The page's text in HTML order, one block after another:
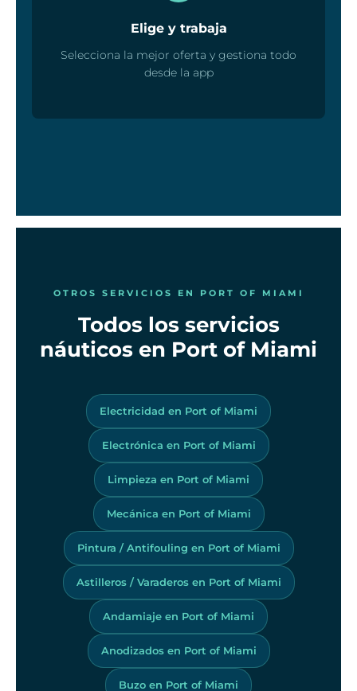
Elige y trabaja
Selecciona la mejor oferta y gestiona todo
desde la app
OTROS SERVICIOS EN PORT OF MIAMI
Todos los servicios
náuticos en Port of Miami
Electricidad en Port of Miami
Electrónica en Port of Miami
Limpieza en Port of Miami
Mecánica en Port of Miami
Pintura / Antifouling en Port of Miami
Astilleros / Varaderos en Port of Miami
Andamiaje en Port of Miami
Anodizados en Port of Miami
Buzo en Port of Miami